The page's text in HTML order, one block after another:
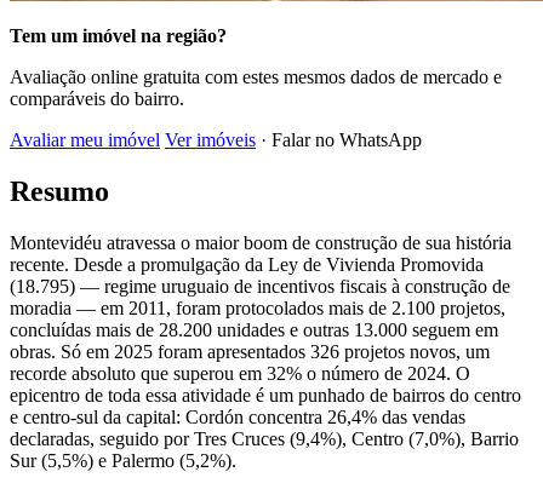
Tem um imóvel na região?
Avaliação online gratuita com estes mesmos dados de mercado e
comparáveis do bairro.
Avaliar meu imóvel Ver imóveis · Falar no WhatsApp
Resumo
Montevidéu atravessa o maior boom de construção de sua história
recente. Desde a promulgação da Ley de Vivienda Promovida
(18.795) — regime uruguaio de incentivos fiscais à construção de
moradia — em 2011, foram protocolados mais de 2.100 projetos,
concluídas mais de 28.200 unidades e outras 13.000 seguem em
obras. Só em 2025 foram apresentados 326 projetos novos, um
recorde absoluto que superou em 32% o número de 2024. O
epicentro de toda essa atividade é um punhado de bairros do centro
e centro-sul da capital: Cordón concentra 26,4% das vendas
declaradas, seguido por Tres Cruces (9,4%), Centro (7,0%), Barrio
Sur (5,5%) e Palermo (5,2%).